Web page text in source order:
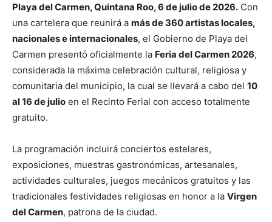
Playa del Carmen, Quintana Roo, 6 de julio de 2026. Con
una cartelera que reunirá a más de 360 artistas locales,
nacionales e internacionales, el Gobierno de Playa del
Carmen presentó oficialmente la Feria del Carmen 2026,
considerada la máxima celebración cultural, religiosa y
comunitaria del municipio, la cual se llevará a cabo del 10
al 16 de julio en el Recinto Ferial con acceso totalmente
gratuito.
La programación incluirá conciertos estelares,
exposiciones, muestras gastronómicas, artesanales,
actividades culturales, juegos mecánicos gratuitos y las
tradicionales festividades religiosas en honor a la Virgen
del Carmen, patrona de la ciudad.